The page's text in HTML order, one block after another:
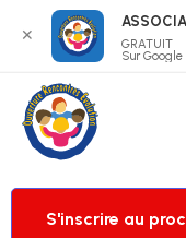
S'inscrire au
✕
GRATUIT
Sur Google